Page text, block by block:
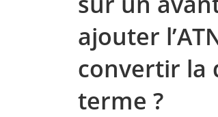
ajouter
convertir la
terme ?